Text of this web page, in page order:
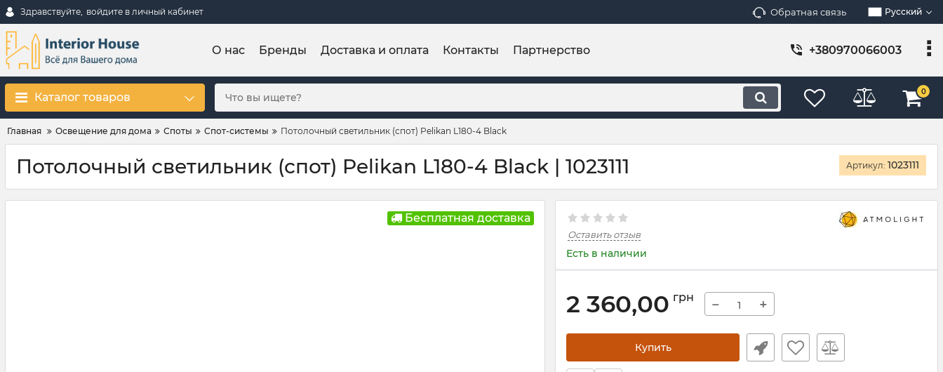
Здравствуйте, войдите в личный кабинет Обратная связь Русский
О нас Бренды Доставка и оплата Контакты Партнерство +380970066003
Каталог товаров 0
Главная Освещение для дома Споты Спот-системы Потолочный светильник (спот) Pelikan L180-4 Black
Потолочный светильник (спот) Pelikan L180-4 Black | 1023111 Артикул: 1023111
Бесплатная доставка
Оставить отзыв
Есть в наличии
2 360,00 грн − +
Купить